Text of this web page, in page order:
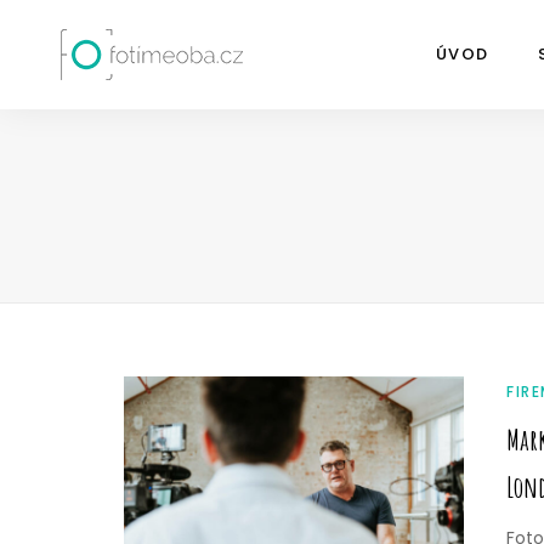
ÚVOD